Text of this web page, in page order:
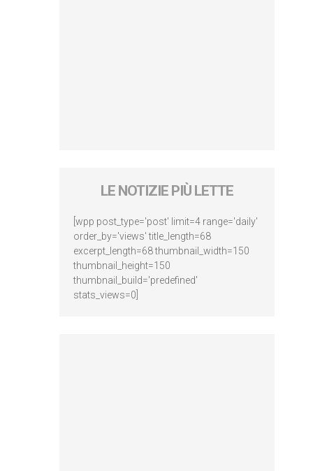
LE NOTIZIE PIÙ LETTE
[wpp post_type='post' limit=4 range='daily'
order_by='views' title_length=68
excerpt_length=68 thumbnail_width=150
thumbnail_height=150
thumbnail_build='predefined'
stats_views=0]